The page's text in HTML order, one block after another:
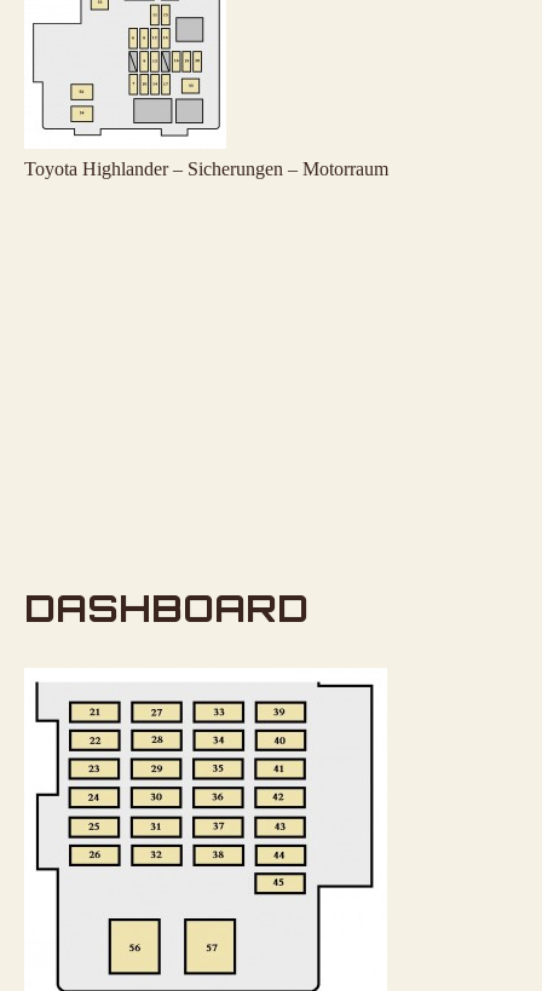
Toyota Highlander – Sicherungen – Motorraum
DASHBOARD